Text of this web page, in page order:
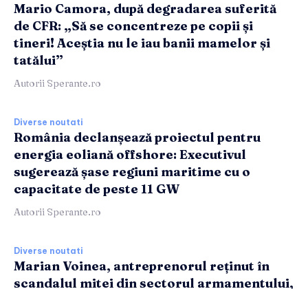
Mario Camora, după degradarea suferită
de CFR: „Să se concentreze pe copii și
tineri! Aceștia nu le iau banii mamelor și
tatălui”
Autorii Sperante.ro
Diverse noutati
România declanșează proiectul pentru
energia eoliană offshore: Executivul
sugerează șase regiuni maritime cu o
capacitate de peste 11 GW
Autorii Sperante.ro
Diverse noutati
Marian Voinea, antreprenorul reținut în
scandalul mitei din sectorul armamentului,